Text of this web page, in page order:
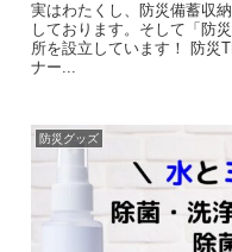
実はわたくし、防災備蓄収
しております。そして「防
所を設立しています！ 防災
ナー...
防災グッズ